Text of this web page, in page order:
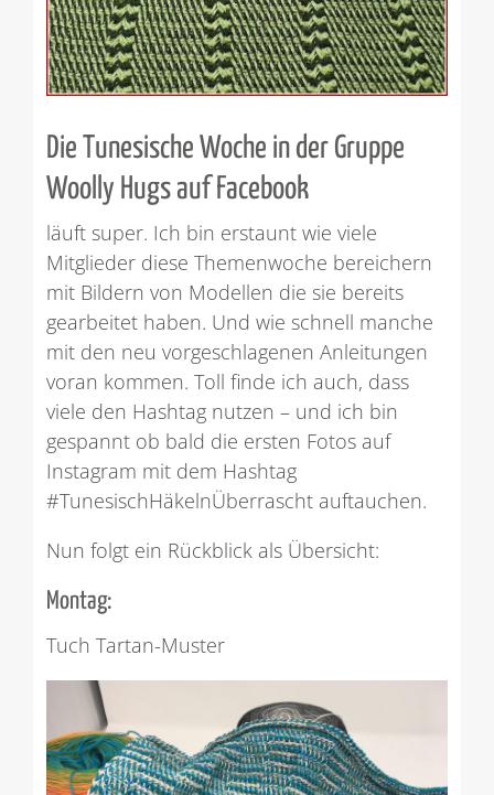
Die Tunesische Woche in der Gruppe
Woolly Hugs auf Facebook
läuft super. Ich bin erstaunt wie viele
Mitglieder diese Themenwoche bereichern
mit Bildern von Modellen die sie bereits
gearbeitet haben. Und wie schnell manche
mit den neu vorgeschlagenen Anleitungen
voran kommen. Toll finde ich auch, dass
viele den Hashtag nutzen – und ich bin
gespannt ob bald die ersten Fotos auf
Instagram mit dem Hashtag
#TunesischHäkelnÜberrascht auftauchen.
Nun folgt ein Rückblick als Übersicht:
Montag:
Tuch Tartan-Muster